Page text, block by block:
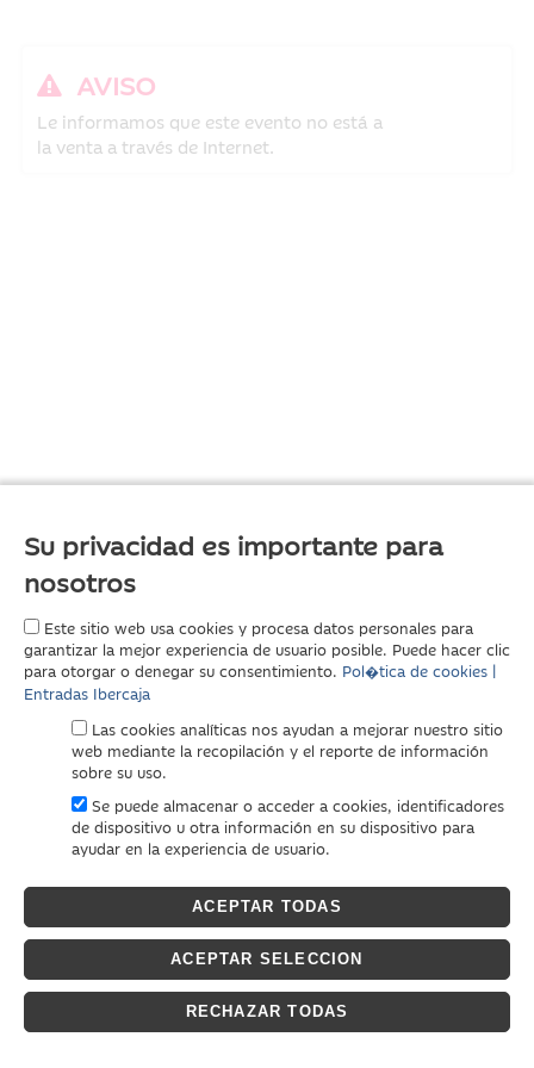
AVISO
Le informamos que este evento no está a
la venta a través de Internet.
Su privacidad es importante para
nosotros
Este sitio web usa cookies y procesa datos personales para
garantizar la mejor experiencia de usuario posible. Puede hacer clic
para otorgar o denegar su consentimiento. Pol�tica de cookies |
Entradas Ibercaja
Las cookies analíticas nos ayudan a mejorar nuestro sitio
web mediante la recopilación y el reporte de información
sobre su uso.
Se puede almacenar o acceder a cookies, identificadores
de dispositivo u otra información en su dispositivo para
ayudar en la experiencia de usuario.
ACEPTAR TODAS
ACEPTAR SELECCION
RECHAZAR TODAS